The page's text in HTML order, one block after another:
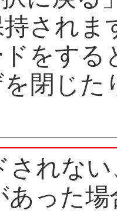
されま
をする
閉じた
されな
あった